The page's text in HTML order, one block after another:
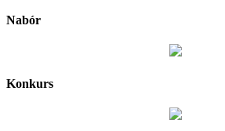
Nabór
Konkurs